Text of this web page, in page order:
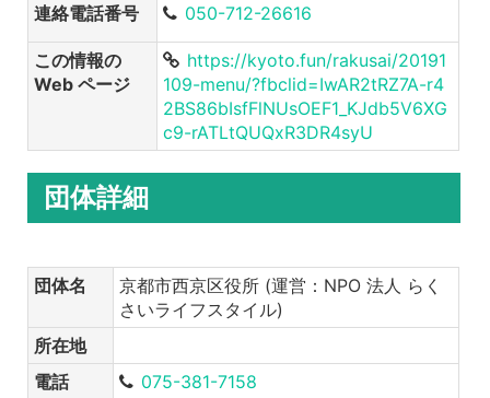
連絡電話番号
050-712-26616
この情報の
Web ページ
https://kyoto.fun/rakusai/20191
109-menu/?fbclid=IwAR2tRZ7A-r4
2BS86bIsfFlNUsOEF1_KJdb5V6XG
c9-rATLtQUQxR3DR4syU
団体詳細
団体名
京都市西京区役所 (運営：NPO 法人 らく
さいライフスタイル)
所在地
電話
075-381-7158